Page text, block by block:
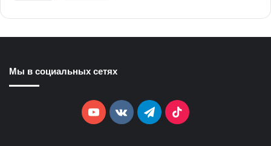
Мы в социальных сетях
YouTubevk.comTelegramTikTok